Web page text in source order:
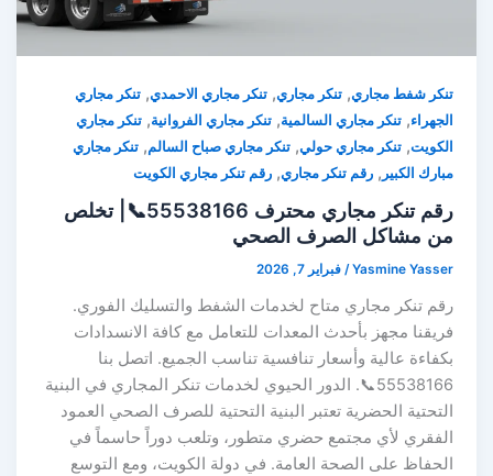
تنكر شفط مجاري,تنكر مجاري,تنكر مجاري الاحمدي,تنكر مجاري
الجهراء,تنكر مجاري السالمية,تنكر مجاري الفروانية,تنكر مجاري
الكويت,تنكر مجاري حولي,تنكر مجاري صباح السالم,تنكر مجاري
مبارك الكبير ,رقم تنكر مجاري,رقم تنكر مجاري الكويت
رقم تنكر مجاري محترف 55538166📞| تخلص
من مشاكل الصرف الصحي
Yasmine Yasser
/فبراير 7, 2026
رقم تنكر مجاري متاح لخدمات الشفط والتسليك الفوري.
فريقنا مجهز بأحدث المعدات للتعامل مع كافة الانسدادات
بكفاءة عالية وأسعار تنافسية تناسب الجميع. اتصل بنا
55538166📞. الدور الحيوي لخدمات تنكر المجاري في البنية
التحتية الحضرية تعتبر البنية التحتية للصرف الصحي العمود
الفقري لأي مجتمع حضري متطور، وتلعب دوراً حاسماً في
الحفاظ على الصحة العامة. في دولة الكويت، ومع التوسع